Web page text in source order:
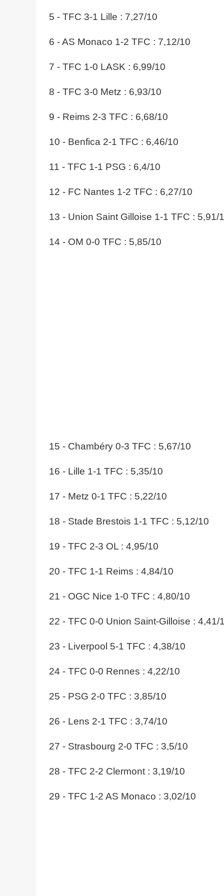
5 - TFC 3-1 Lille : 7,27/10
6 - AS Monaco 1-2 TFC : 7,12/10
7 - TFC 1-0 LASK : 6,99/10
8 - TFC 3-0 Metz : 6,93/10
9 - Reims 2-3 TFC : 6,68/10
10 - Benfica 2-1 TFC : 6,46/10
11 - TFC 1-1 PSG : 6,4/10
12 - FC Nantes 1-2 TFC : 6,27/10
13 - Union Saint Gilloise 1-1 TFC : 5,91/
14 - OM 0-0 TFC : 5,85/10
15 - Chambéry 0-3 TFC : 5,67/10
16 - Lille 1-1 TFC : 5,35/10
17 - Metz 0-1 TFC : 5,22/10
18 - Stade Brestois 1-1 TFC : 5,12/10
19 - TFC 2-3 OL : 4,95/10
20 - TFC 1-1 Reims : 4,84/10
21 - OGC Nice 1-0 TFC : 4,80/10
22 - TFC 0-0 Union Saint-Gilloise : 4,41/
23 - Liverpool 5-1 TFC : 4,38/10
24 - TFC 0-0 Rennes : 4,22/10
25 - PSG 2-0 TFC : 3,85/10
26 - Lens 2-1 TFC : 3,74/10
27 - Strasbourg 2-0 TFC : 3,5/10
28 - TFC 2-2 Clermont : 3,19/10
29 - TFC 1-2 AS Monaco : 3,02/10